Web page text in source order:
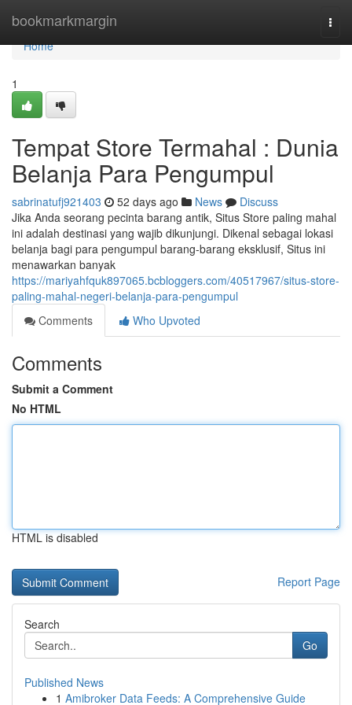
bookmarkmargin
Home
Home
1
Tempat Store Termahal : Dunia
Belanja Para Pengumpul
sabrinatufj921403 52 days ago News
Discuss
Jika Anda seorang pecinta barang antik, Situs Store paling mahal
ini adalah destinasi yang wajib dikunjungi. Dikenal sebagai lokasi
belanja bagi para pengumpul barang-barang eksklusif, Situs ini
menawarkan banyak
https://mariyahfquk897065.bcbloggers.com/40517967/situs-store-
paling-mahal-negeri-belanja-para-pengumpul
Comments
Who Upvoted
Comments
Submit a Comment
No HTML
HTML is disabled
Report Page
Search
Go
Published News
1 Amibroker Data Feeds: A Comprehensive Guide